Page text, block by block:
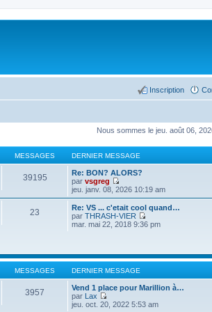
Inscription
Nous sommes le jeu. août 06,
MESSAGES DERNIER MESSAGE
39195
Re: BON? ALORS?
par vsgreg
C
o
n
s
u
l
r
l
e
d
e
n
jeu. janv. 08, 2026 10:19 am
23
Re: VS ... c'etait cool quand…
par THRASH-VIER
C
u
l
e
r
e
mar. mai 22, 2018 9:36 pm
MESSAGES DERNIER MESSAGE
3957
Vend 1 place pour Marillion à…
par Lax
C
jeu. oct. 20, 2022 5:53 am